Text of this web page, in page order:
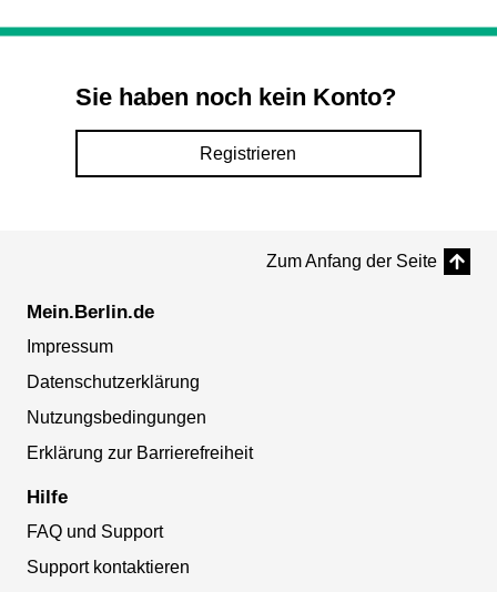
Sie haben noch kein Konto?
Registrieren
Zum Anfang der Seite
Mein.Berlin.de
Impressum
Datenschutzerklärung
Nutzungsbedingungen
Erklärung zur Barrierefreiheit
Hilfe
FAQ und Support
Support kontaktieren